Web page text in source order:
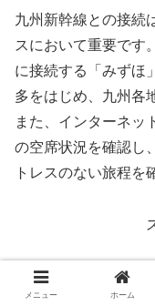
九州新幹線との接続
スにおいて重要です
に接続する「みずほ
多をはじめ、九州各
また、インターネッ
の空席状況を確認し
トレスのない旅程を
メニュー ホーム